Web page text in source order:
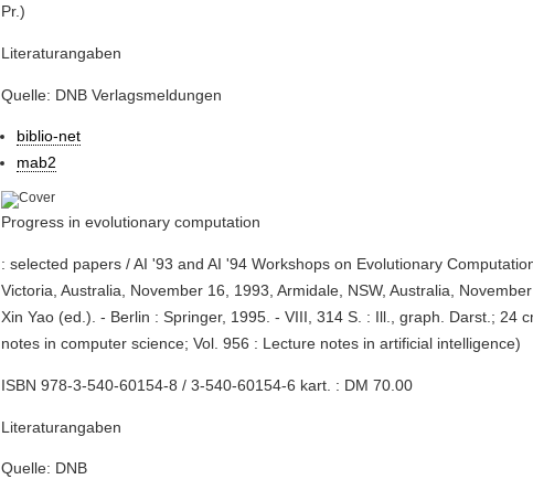
Pr.)
Literaturangaben
Quelle: DNB Verlagsmeldungen
biblio-net
mab2
Progress in evolutionary computation
: selected papers / AI '93 and AI '94 Workshops on Evolutionary
Victoria, Australia, November 16, 1993, Armidale, NSW, Australia,
Xin Yao (ed.). - Berlin : Springer, 1995. - VIII, 314 S. : Ill., graph. Darst.; 24
notes in computer science; Vol. 956 : Lecture notes in artificial intelligence)
ISBN 978-3-540-60154-8 / 3-540-60154-6 kart. : DM 70.00
Literaturangaben
Quelle: DNB